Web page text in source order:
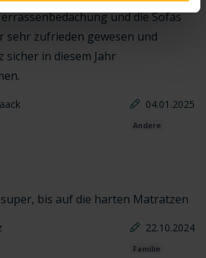
und die Sofas
sehr zufrieden gewesen und
sicher in diesem Jahr
04.01.2025
Andere
bis auf die harten Matratzen
22.10.2024
Familie